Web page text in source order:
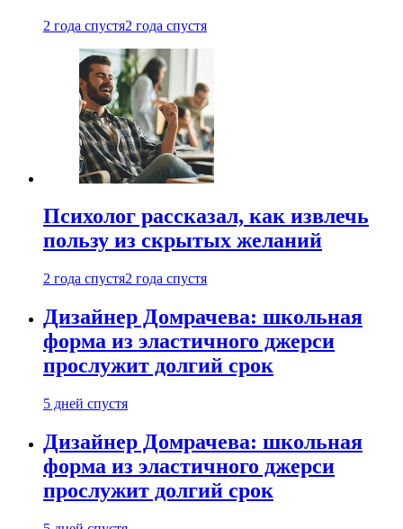
2 года спустя2 года спустя
Психолог рассказал, как извлечь
пользу из скрытых желаний
2 года спустя2 года спустя
Дизайнер Домрачева: школьная
форма из эластичного джерси
прослужит долгий срок
5 дней спустя
Дизайнер Домрачева: школьная
форма из эластичного джерси
прослужит долгий срок